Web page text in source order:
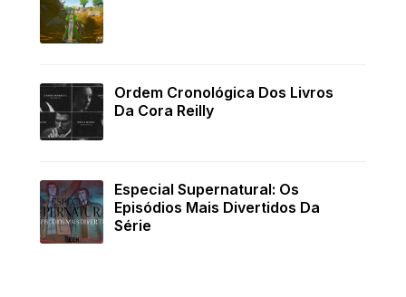
Ordem Cronológica Dos Livros
Da Cora Reilly
Especial Supernatural: Os
Episódios Mais Divertidos Da
Série